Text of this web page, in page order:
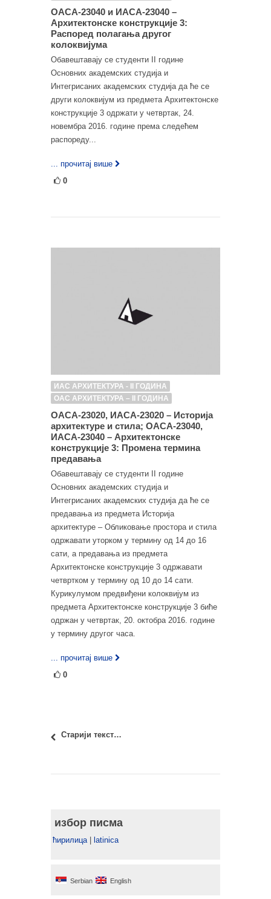
ОАСА-23040 и ИАСА-23040 –
Архитектонске конструкције 3:
Распоред полагања другог
колоквијума
Обавештавају се студенти II године
Основних академских студија и
Интегрисаних академских студија да ће се
други колоквијум из предмета Архитектонске
конструкције 3 одржати у четвртак, 24.
новембра 2016. године према следећем
распореду...
... прочитај више
0
ИАС АРХИТЕКТУРА - II ГОДИНА
ОАС АРХИТЕКТУРА – II ГОДИНА
ОАСА-23020, ИАСА-23020 – Историја
архитектуре и стила; ОАСА-23040,
ИАСА-23040 – Архитектонске
конструкције 3: Промена термина
предавања
Обавештавају се студенти II године
Основних академских студија и
Интегрисаних академских студија да ће се
предавања из предмета Историја
архитектуре – Обликовање простора и стила
одржавати уторком у термину од 14 до 16
сати, а предавања из предмета
Архитектонске конструкције 3 одржавати
четвртком у термину од 10 до 14 сати.
Курикулумом предвиђени колоквијум из
предмета Архитектонске конструкције 3 биће
одржан у четвртак, 20. октобра 2016. године
у термину другог часа.
... прочитај више
0
Старији текстови
избор писма
ћирилица latinica
Serbian English